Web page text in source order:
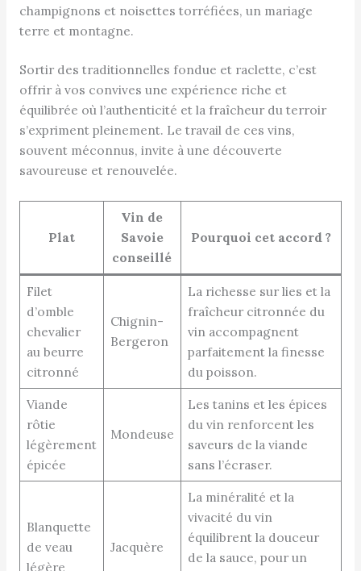
champignons et noisettes torréfiées, un mariage
terre et montagne.
Sortir des traditionnelles fondue et raclette, c’est
offrir à vos convives une expérience riche et
équilibrée où l’authenticité et la fraîcheur du terroir
s’expriment pleinement. Le travail de ces vins,
souvent méconnus, invite à une découverte
savoureuse et renouvelée.
Plat
Vin de
Savoie
conseillé
Pourquoi cet accord ?
Filet
d’omble
chevalier
au beurre
citronné
Chignin-
Bergeron
La richesse sur lies et la
fraîcheur citronnée du
vin accompagnent
parfaitement la finesse
du poisson.
Viande
rôtie
légèrement
épicée
Mondeuse
Les tanins et les épices
du vin renforcent les
saveurs de la viande
sans l’écraser.
Blanquette
de veau
légère
Jacquère
La minéralité et la
vivacité du vin
équilibrent la douceur
de la sauce, pour un